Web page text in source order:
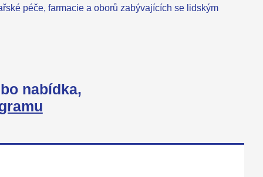
péče, farmacie a oborů zabývajících se lidským
nabídka,